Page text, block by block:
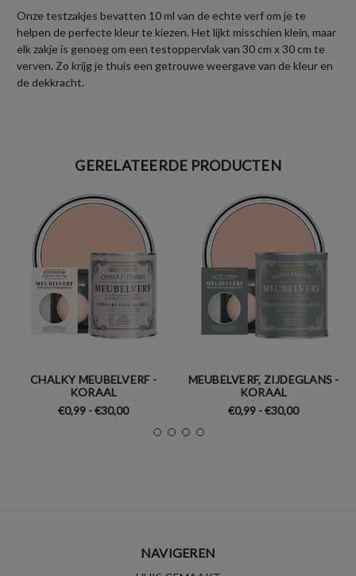
Onze testzakjes bevatten 10 ml van de echte verf om je te
helpen de perfecte kleur te kiezen. Het lijkt misschien klein, maar
elk zakje is genoeg om een testoppervlak van 30 cm x 30 cm te
verven. Zo krijg je thuis een getrouwe weergave van de kleur en
de dekkracht.
GERELATEERDE PRODUCTEN
CHALKY MEUBELVERF -
KORAAL
€0,99 - €30,00
MEUBELVERF, ZIJDEGLANS -
KORAAL
€0,99 - €30,00
NAVIGEREN